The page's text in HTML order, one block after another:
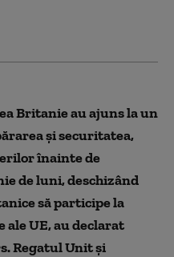
Britanie au ajuns la un
și securitatea,
înainte de
de luni, deschizând
să participe la
UE, au declarat
Regatul Unit şi